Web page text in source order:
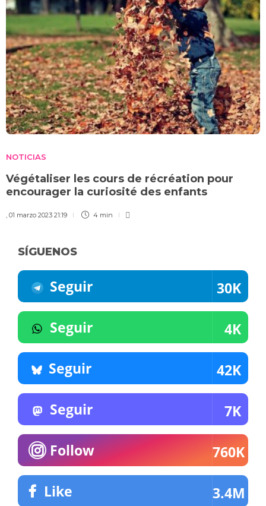
NOTICIAS
Végétaliser les cours de récréation pour
encourager la curiosité des enfants
, 01 marzo 2023 21:19 4 min
SÍGUENOS
Seguir 30K
Seguir 4K
Seguir 42K
Seguir 7K
Follow 760K
Like 3.4M